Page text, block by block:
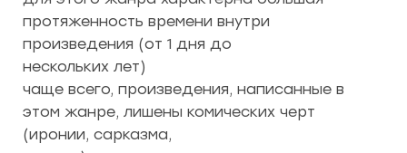
протяженность времени внутри
произведения (от 1 дня до
нескольких лет)
чаще всего, произведения, написанные в
этом жанре, лишены комических черт
(иронии, сарказма,